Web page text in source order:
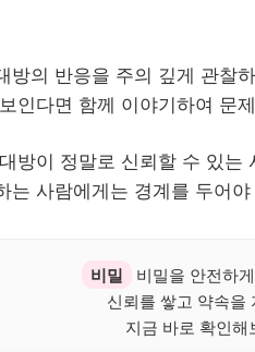
방의 반응을 주의 깊게 관찰
인다면 함께 이야기하여 문
방이 정말로 신뢰할 수 있는
는 사람에게는 경계를 두어야
비밀
비밀을 안전하
신뢰를 쌓고 약속을
지금 바로 확인해